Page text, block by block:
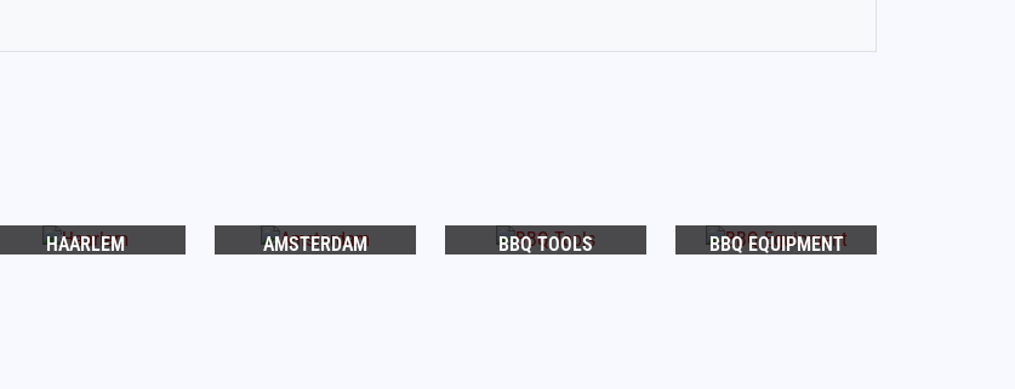
HAARLEM
AMSTERDAM BBQ TOOLS BBQ EQUIPMENT